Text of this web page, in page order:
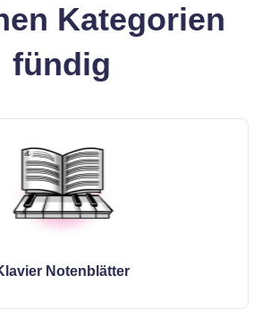
Kategorien
fündig
Notenblätter